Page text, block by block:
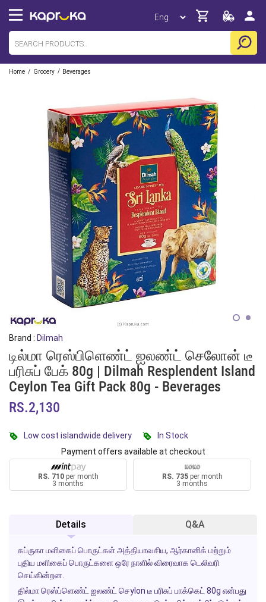
Home / Grocery / Beverages
Brand : Dilmah
டில்மா ரெஸ்பிளெண்ட் ஐலண்ட் செலோன் டீ
பரிசுப் பேக் 80g | Dilmah Resplendent Island
Ceylon Tea Gift Pack 80g - Beverages
RS.2,130
Low cost islandwide delivery
In Stock
Payment offers available at checkout
RS. 710per month
3 months
RS. 735per month
3 months
Details Q&A
கப்ருகா மளிகைப் பொருட்கள் அத்தியாவசிய, ஆர்கானிக் மற்றும்
புதிய மளிகைப் பொருட்களை ஒரே நாளில் விரைவாக டெலிவரி
செய்கின்றன.
தில்மா ரெஸ்ப்ளெண்ட் ஐலண்ட் செylon டீ பரிசுப் பாக்கெட் 80g என்பது